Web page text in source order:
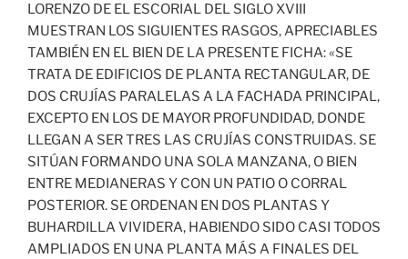
LORENZO DE EL ESCORIAL DEL SIGLO XVIII
MUESTRAN LOS SIGUIENTES RASGOS, APRECIABLES
TAMBIÉN EN EL BIEN DE LA PRESENTE FICHA: «SE
TRATA DE EDIFICIOS DE PLANTA RECTANGULAR, DE
DOS CRUJÍAS PARALELAS A LA FACHADA PRINCIPAL,
EXCEPTO EN LOS DE MAYOR PROFUNDIDAD, DONDE
LLEGAN A SER TRES LAS CRUJÍAS CONSTRUIDAS. SE
SITÚAN FORMANDO UNA SOLA MANZANA, O BIEN
ENTRE MEDIANERAS Y CON UN PATIO O CORRAL
POSTERIOR. SE ORDENAN EN DOS PLANTAS Y
BUHARDILLA VIVIDERA, HABIENDO SIDO CASI TODOS
AMPLIADOS EN UNA PLANTA MÁS A FINALES DEL